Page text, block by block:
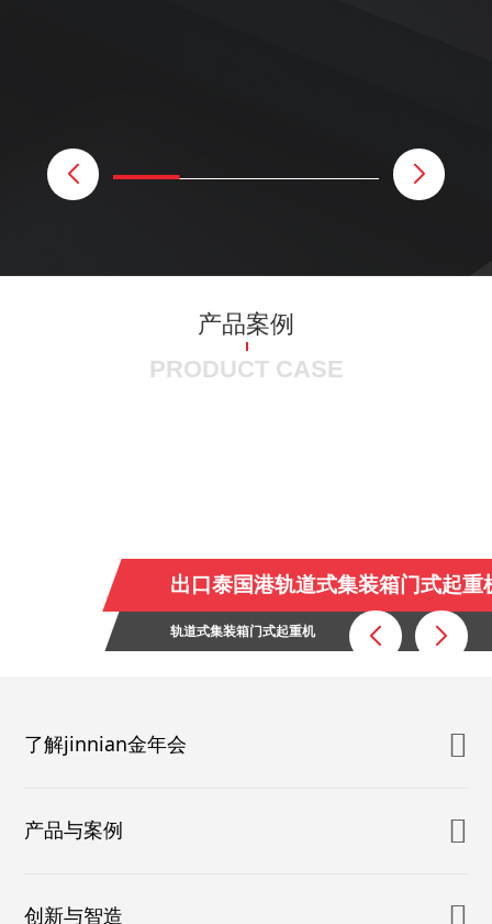
产品案例
PRODUCT CASE
出口泰国港轨道式集装箱门式起重
轨道式集装箱门式起重机
了解jinnian金年会
产品与案例
创新与智造